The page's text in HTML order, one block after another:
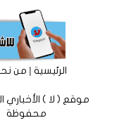
الرئيسية|من